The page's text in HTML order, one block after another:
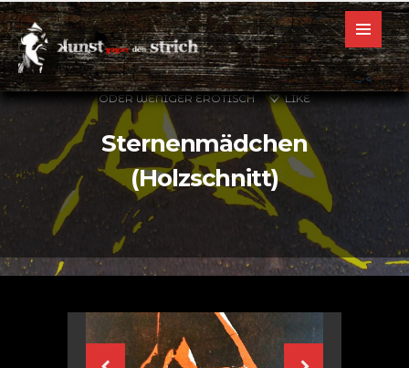
2. APRIL 2016
SEX - FRAUEN UND MÄNNER, MEHR
ODER WENIGER EROTISCH
LIKE
Sternenmädchen
(Holzschnitt)